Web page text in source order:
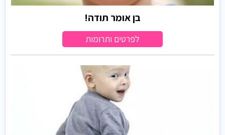
בן אומר תודה!
לפרטים ותרומות